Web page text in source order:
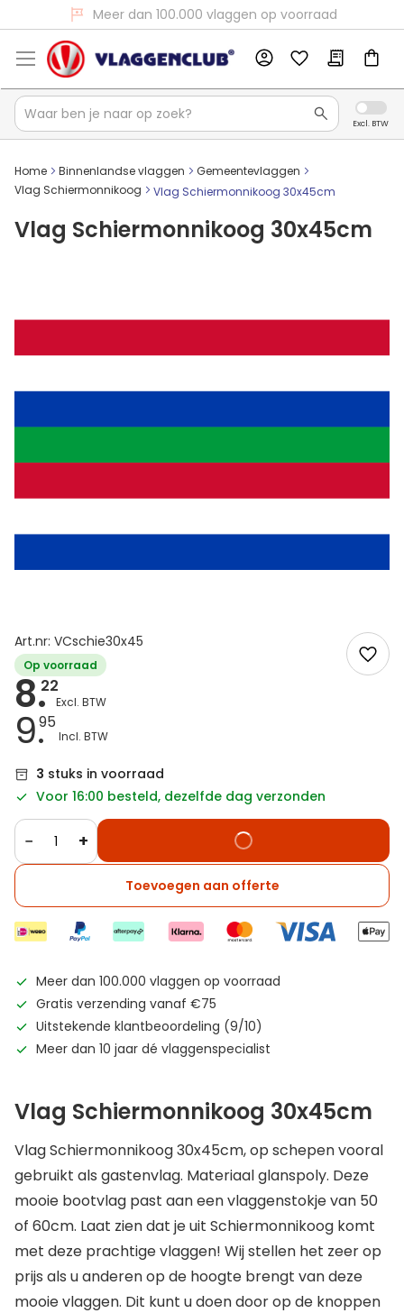
Meer dan 100.000 vlaggen op voorraad
Voor 16:00 besteld, dezelfde dag verzonden
Home Binnenlandse vlaggen
Gemeentevlaggen
Vlag Schiermonnikoog
Vlag Schiermonnikoog 30x45cm
Vlag Schiermonnikoog 30x45cm
Art.nr: VCschie30x45
Op voorraad
8.22
9.95
3 stuks in voorraad
Voor 16:00 besteld, dezelfde dag verzonden
− +
Toevoegen aan offerte
Meer dan 100.000 vlaggen op voorraad
Gratis verzending vanaf €75
Uitstekende klantbeoordeling (9/10)
Meer dan 10 jaar dé vlaggenspecialist
Vlag Schiermonnikoog 30x45cm
Vlag Schiermonnikoog 30x45cm, op schepen vooral
gebruikt als gastenvlag. Materiaal glanspoly. Deze
mooie bootvlag past aan een vlaggenstokje van 50
of 60cm. Laat zien dat je uit Schiermonnikoog komt
met deze prachtige vlaggen! Wij stellen het zeer op
prijs als u anderen op de hoogte brengt van deze
mooie vlaggen. Dit kunt u doen door op de knoppen